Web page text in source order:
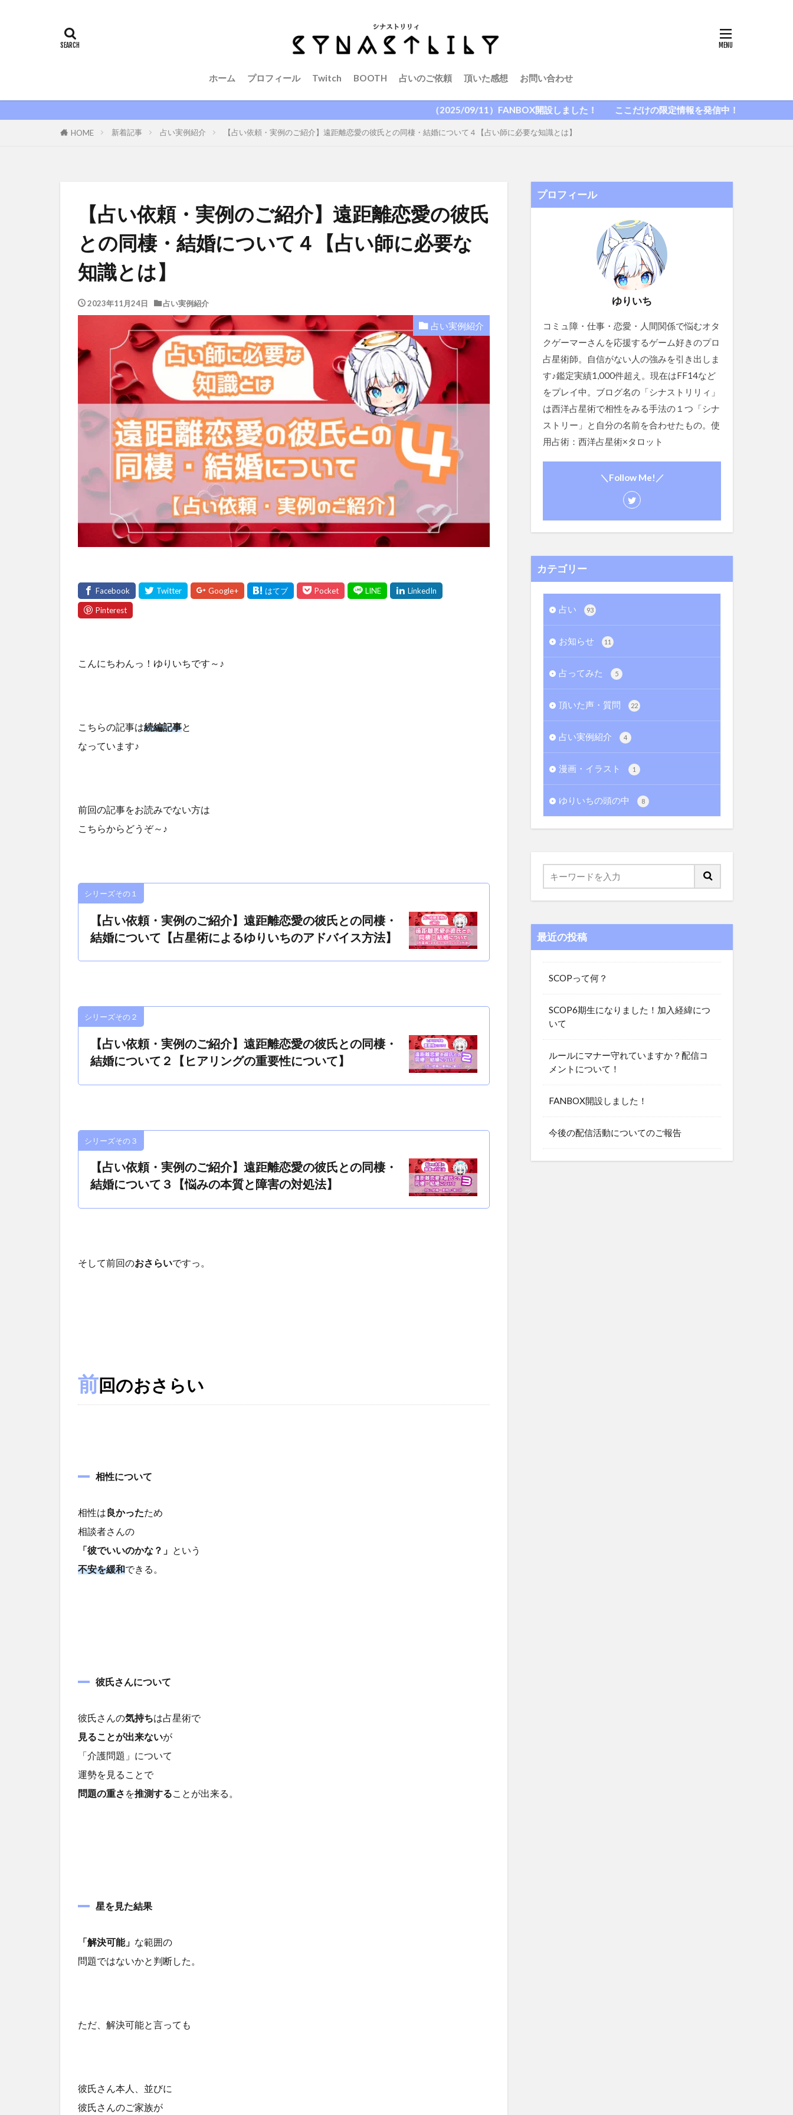
ホーム プロフィール Twitch BOOTH 占いのご依頼 頂いた感想 お問い合わせ
（2025/09/11）FANBOX開設しました！ ここだけの限定情報を発信中！
HOME 新着記事 占い実例紹介 【占い依頼・実例のご紹介】遠距離恋愛の彼氏との同棲・結婚について４【占い師に必要な知識とは】
【占い依頼・実例のご紹介】遠距離恋愛の彼氏
との同棲・結婚について４【占い師に必要な
知識とは】
2023年11月24日 占い実例紹介
占い実例紹介
こんにちわんっ！ゆりいちです～♪
こちらの記事は続編記事と
なっています♪
前回の記事をお読みでない方は
こちらからどうぞ～♪
シリーズその１
【占い依頼・実例のご紹介】遠距離恋愛の彼氏との同棲・
結婚について【占星術によるゆりいちのアドバイス方法】
シリーズその２
【占い依頼・実例のご紹介】遠距離恋愛の彼氏との同棲・
結婚について２【ヒアリングの重要性について】
シリーズその３
【占い依頼・実例のご紹介】遠距離恋愛の彼氏との同棲・
結婚について３【悩みの本質と障害の対処法】
そして前回のおさらいですっ。
前回のおさらい
相性について
相性は良かったため
相談者さんの
「彼でいいのかな？」 という
不安を緩和できる。
彼氏さんについて
彼氏さんの気持ちは占星術で
見ることが出来ないが
「介護問題」について
運勢を見ることで
問題の重さ を推測することが出来る。
星を見た結果
「解決可能」 な範囲の
問題ではないかと判断した。
ただ、解決可能と言っても
彼氏さん本人、並びに
彼氏さんのご家族が
プロフィール
ゆりいち
コミュ障・仕事・恋愛・人間関係で悩むオタ
クゲーマーさんを応援するゲーム好きのプロ
占星術師。自信がない人の強みを引き出しま
す♪鑑定実績1,000件超え。現在はFF14など
をプレイ中。ブログ名の「シナストリリィ」
は西洋占星術で相性をみる手法の１つ「シナ
ストリー」と自分の名前を合わせたもの。使
用占術：西洋占星術×タロット
＼Follow Me!／
カテゴリー
占い 93
お知らせ 11
占ってみた 5
頂いた声・質問 22
占い実例紹介 4
漫画・イラスト 1
ゆりいちの頭の中 8
最近の投稿
SCOPって何？
SCOP6期生になりました！加入経緯につ
いて
ルールにマナー守れていますか？配信コ
メントについて！
FANBOX開設しました！
今後の配信活動についてのご報告